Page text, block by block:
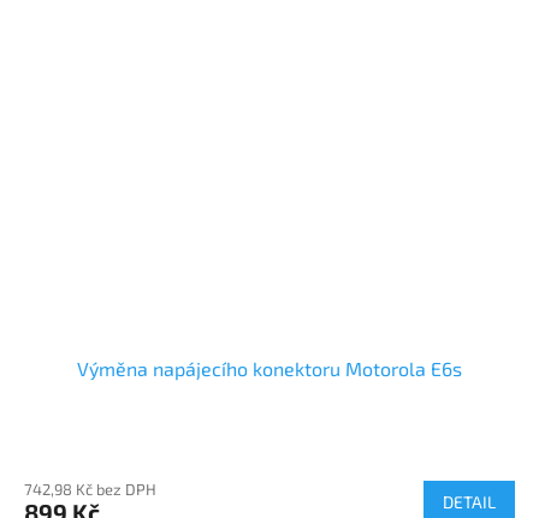
Výměna napájecího konektoru Motorola E6s
742,98 Kč bez DPH
899 Kč DETAIL